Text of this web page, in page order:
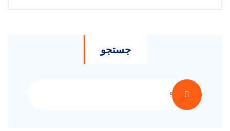
جستجو